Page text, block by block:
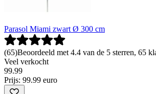
Parasol Miami zwart Ø 300 cm
(65)Beoordeeld met 4.4 van de 5 sterren, 65
Veel verkocht
99.99
Prijs: 99.99 euro